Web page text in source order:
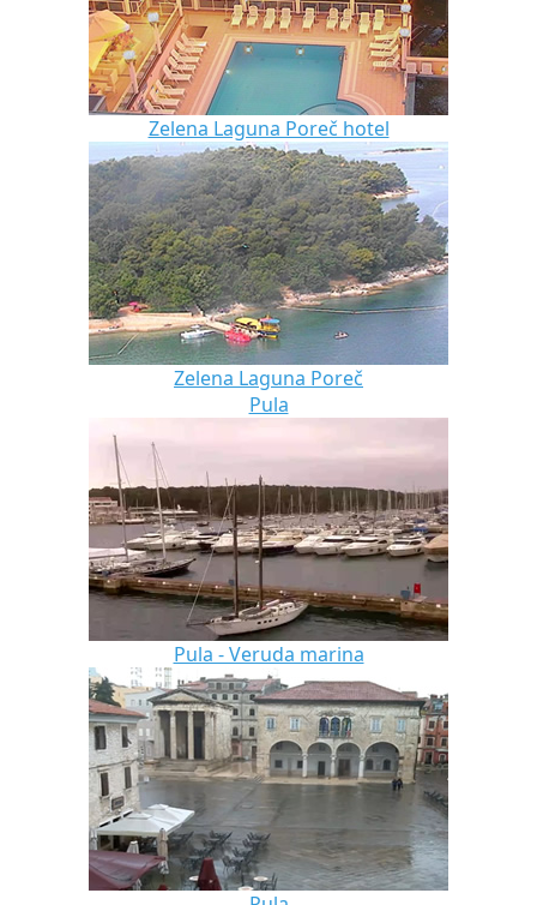
Zelena Laguna Poreč hotel
Zelena Laguna Poreč
Pula
Pula - Veruda marina